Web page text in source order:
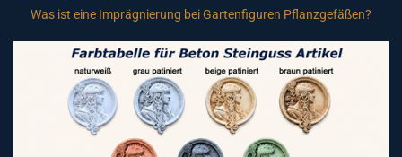
Was ist eine Imprägnierung bei Gartenfiguren Pflanzgefäßen?